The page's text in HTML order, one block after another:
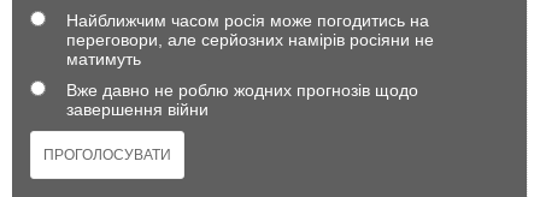
Найближчим часом росія може погодитись на
переговори, але серйозних намірів росіяни не
матимуть
Вже давно не роблю жодних прогнозів щодо
завершення війни